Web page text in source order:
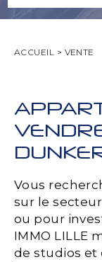
ACCUEIL > VENTE
Vous
sur le
ou pour
IMMO LILLE
de studios et